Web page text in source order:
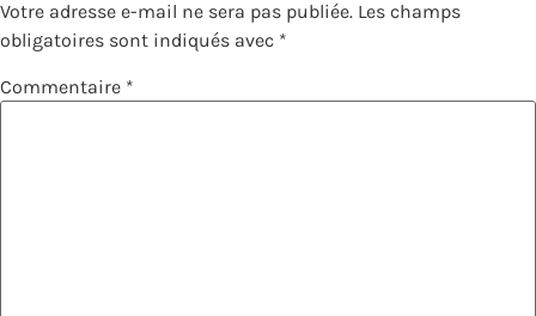
Votre adresse e-mail ne sera pas publiée. Les champs
obligatoires sont indiqués avec *
Commentaire *